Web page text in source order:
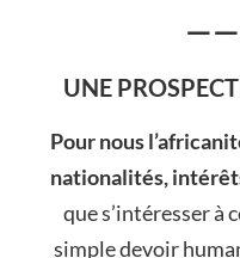
UNE
Pour nous
nationalités,
que s’intéresser à
simple devoir